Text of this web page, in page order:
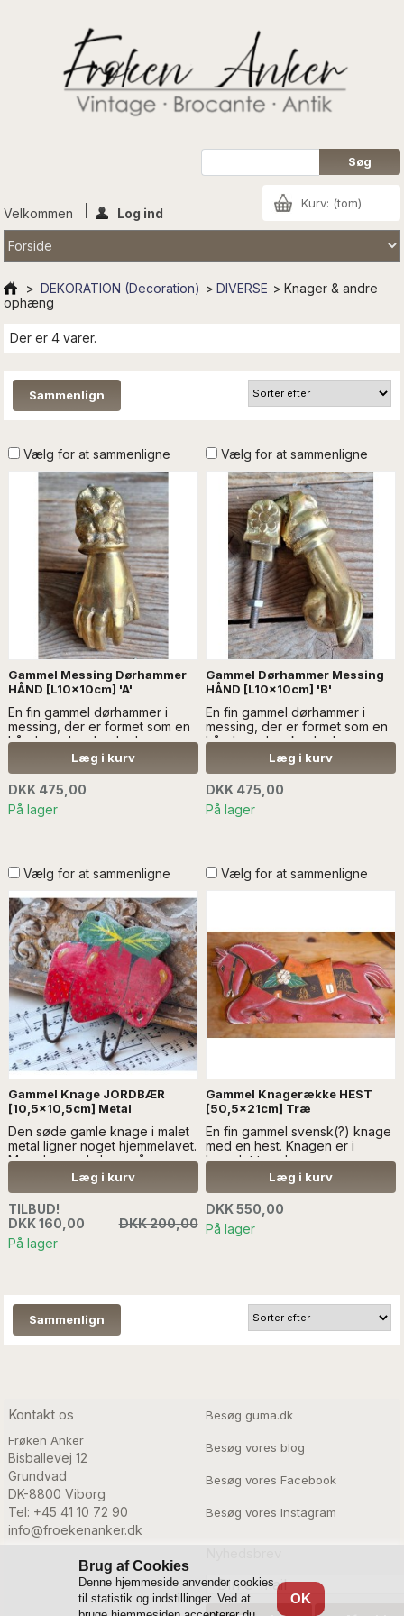
Kurv: (tom)
Velkommen Log ind
> DEKORATION (Decoration) > DIVERSE > Knager & andre
ophæng
Der er 4 varer.
Vælg for at sammenligne
Gammel Messing Dørhammer
HÅND [L10x10cm] 'A'
En fin gammel dørhammer i
messing, der er formet som en
hånd, med en kugle...Læs mere
SÆLGES UDEN ANDEN
DEKORATION
Læg i kurv
DKK 475,00
På lager
Vælg for at sammenligne
Gammel Dørhammer Messing
HÅND [L10x10cm] 'B'
En fin gammel dørhammer i
messing, der er formet som en
hånd, med en kugle...Læs mere
SÆLGES UDEN ANDEN
DEKORATION
Læg i kurv
DKK 475,00
På lager
Vælg for at sammenligne
Gammel Knage JORDBÆR
[10,5x10,5cm] Metal
Den søde gamle knage i malet
metal ligner noget hjemmelavet.
Men den er da bare så
charmerende....Læs mere
Læg i kurv
TILBUD!
DKK 160,00
DKK 200,00
På lager
Vælg for at sammenligne
Gammel Knagerække HEST
[50,5x21cm] Træ
En fin gammel svensk(?) knage
med en hest. Knagen er i
bemalet træ...Læs mere
Læg i kurv
DKK 550,00
På lager
Kontakt os
Frøken Anker
Bisballevej 12
Grundvad
DK-8800 Viborg
Tel: +45 41 10 72 90
info@froekenanker.dk
Besøg guma.dk
Besøg vores blog
Besøg vores Facebook
Besøg vores Instagram
Brug af Cookies
OK
Denne hjemmeside anvender cookies
til statistik og indstillinger. Ved at